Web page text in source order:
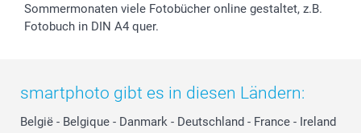
Sommermonaten viele Fotobücher online gestaltet, z.B.
Fotobuch in DIN A4 quer.
smartphoto gibt es in diesen Ländern:
België - Belgique - Danmark - Deutschland - France - Ireland